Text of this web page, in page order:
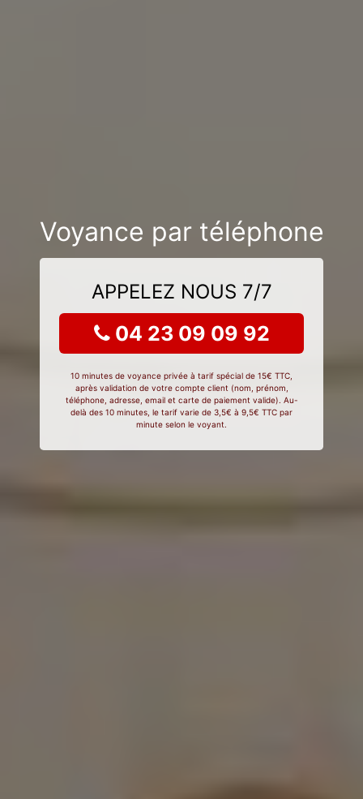
Voyance par téléphone
APPELEZ NOUS 7/7
04 23 09 09 92
10 minutes de voyance privée à tarif spécial de 15€ TTC,
après validation de votre compte client (nom, prénom,
téléphone, adresse, email et carte de paiement valide). Au-
delà des 10 minutes, le tarif varie de 3,5€ à 9,5€ TTC par
minute selon le voyant.